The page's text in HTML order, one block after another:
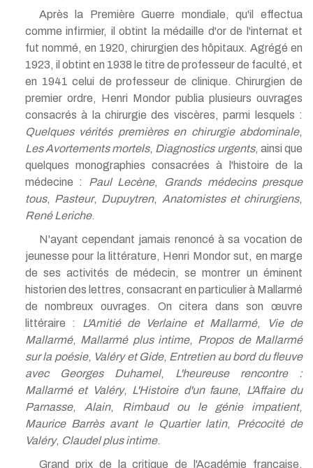
Après la Première Guerre mondiale, qu'il effectua
comme infirmier, il obtint la médaille d'or de l'internat et
fut nommé, en 1920, chirurgien des hôpitaux. Agrégé en
1923, il obtint en 1938 le titre de professeur de faculté, et
en 1941 celui de professeur de clinique. Chirurgien de
premier ordre, Henri Mondor publia plusieurs ouvrages
consacrés à la chirurgie des viscères, parmi lesquels :
Quelques vérités premières en chirurgie abdominale,
Les Avortements mortels, Diagnostics urgents, ainsi que
quelques monographies consacrées à l'histoire de la
médecine : Paul Lecène,
Grands médecins presque
tous, Pasteur, Dupuytren, Anatomistes et chirurgiens,
René Leriche.
N'ayant cependant jamais renoncé à sa vocation de
jeunesse pour la littérature, Henri Mondor sut, en marge
de ses activités de médecin, se montrer un éminent
historien des lettres, consacrant en particulier à Mallarmé
de nombreux ouvrages. On citera dans son œuvre
littéraire : L'Amitié de Verlaine et Mallarmé,
Vie de
Mallarmé, Mallarmé plus intime, Propos de Mallarmé
sur la poésie, Valéry et Gide, Entretien au bord du fleuve
avec Georges Duhamel, L'heureuse rencontre :
Mallarmé et Valéry, L'Histoire d'un faune, L'Affaire du
Parnasse, Alain, Rimbaud ou le génie impatient,
Maurice Barrès avant le Quartier latin, Précocité de
Valéry, Claudel plus intime.
Grand prix de la critique de l'Académie française,